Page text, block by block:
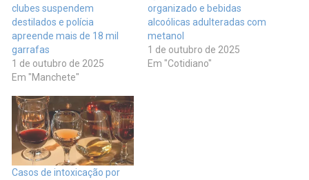
clubes suspendem
destilados e polícia
apreende mais de 18 mil
garrafas
1 de outubro de 2025
Em "Manchete"
organizado e bebidas
alcoólicas adulteradas com
metanol
1 de outubro de 2025
Em "Cotidiano"
Casos de intoxicação por